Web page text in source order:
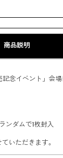
商品説明
記念イベント」会
ンダムで1枚封入
いただきます。